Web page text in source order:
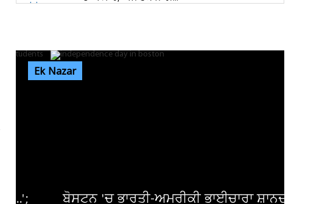
Ek Nazar
ਬੋਸਟਨ 'ਚ ਭਾਰਤੀ-ਅਮਰੀਕੀ ਭਾਈਚਾਰਾ ਸ਼ਾਨਦਾਰ